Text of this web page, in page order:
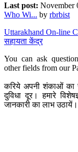
Last post: November
Who Wi... by rbrbist
Uttarakhand On-line
सहायता केंद्र
You can ask
other fields from our
करिये अपनी शंकाओं का
दुविधा दूर। हमारे
जानकारी का लाभ